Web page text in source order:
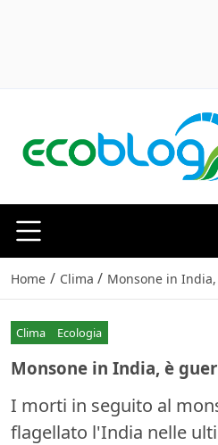
Home / Clima / Monsone in
Clima Ecologia
Monsone in India, è
I morti in seguito al
flagellato l'India nelle